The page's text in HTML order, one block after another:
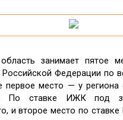
занимает пятое
Российской Федерации по
место — у региона
По ставке ИЖК под
и второе место по